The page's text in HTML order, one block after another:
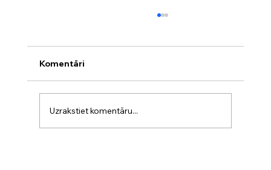
Komentāri
Uzrakstiet komentāru...